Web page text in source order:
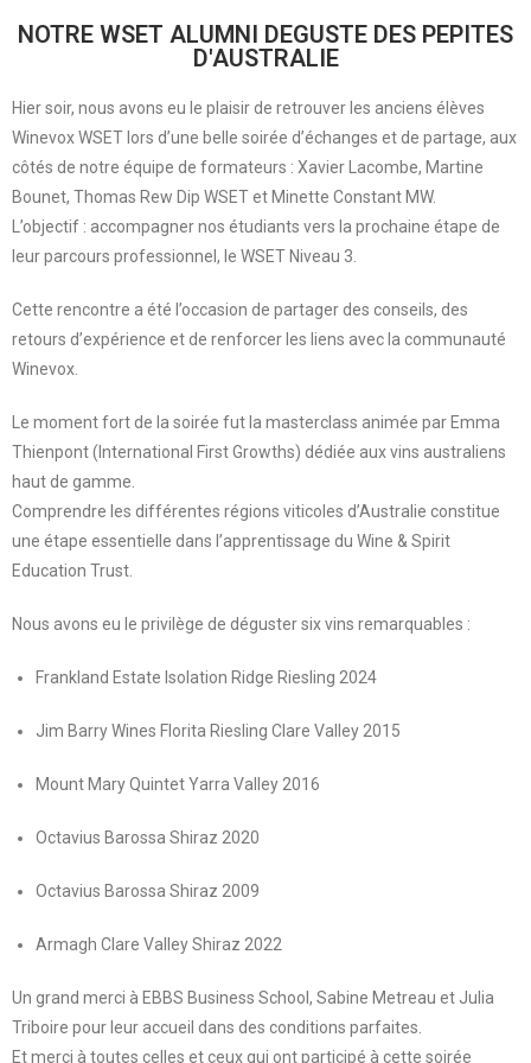
NOTRE WSET ALUMNI DEGUSTE DES PEPITES
D'AUSTRALIE
Hier soir, nous avons eu le plaisir de retrouver les anciens élèves
Winevox WSET lors d’une belle soirée d’échanges et de partage, aux
côtés de notre équipe de formateurs : Xavier Lacombe, Martine
Bounet, Thomas Rew Dip WSET et Minette Constant MW.
L’objectif : accompagner nos étudiants vers la prochaine étape de
leur parcours professionnel, le WSET Niveau 3.
Cette rencontre a été l’occasion de partager des conseils, des
retours d’expérience et de renforcer les liens avec la communauté
Winevox.
Le moment fort de la soirée fut la masterclass animée par Emma
Thienpont (International First Growths) dédiée aux vins australiens
haut de gamme.
Comprendre les différentes régions viticoles d’Australie constitue
une étape essentielle dans l’apprentissage du Wine & Spirit
Education Trust.
Nous avons eu le privilège de déguster six vins remarquables :
Frankland Estate Isolation Ridge Riesling 2024
Jim Barry Wines Florita Riesling Clare Valley 2015
Mount Mary Quintet Yarra Valley 2016
Octavius Barossa Shiraz 2020
Octavius Barossa Shiraz 2009
Armagh Clare Valley Shiraz 2022
Un grand merci à EBBS Business School, Sabine Metreau et Julia
Triboire pour leur accueil dans des conditions parfaites.
Et merci à toutes celles et ceux qui ont participé à cette soirée